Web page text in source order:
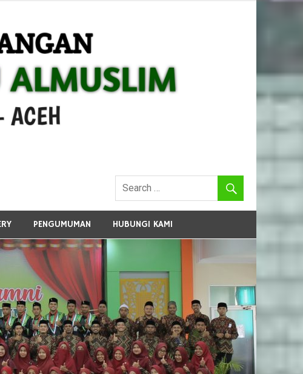
PENGUMUMAN HUBUNGI KAMI